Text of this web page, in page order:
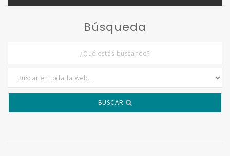
Búsqueda
BUSCAR